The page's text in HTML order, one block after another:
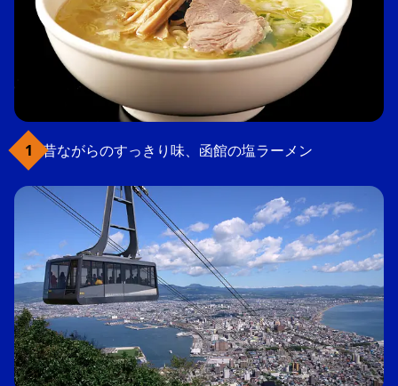
昔ながらのすっきり味、函館の塩ラーメン